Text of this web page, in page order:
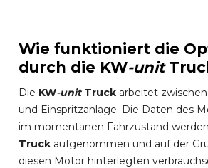
Wie funktioniert die
durch die KW-unit
Die KW-unit Truck arbeitet
und Einspritzanlage. Die Daten des
im momentanen Fahrzustand
Truck aufgenommen und auf der
diesen Motor hinterlegten